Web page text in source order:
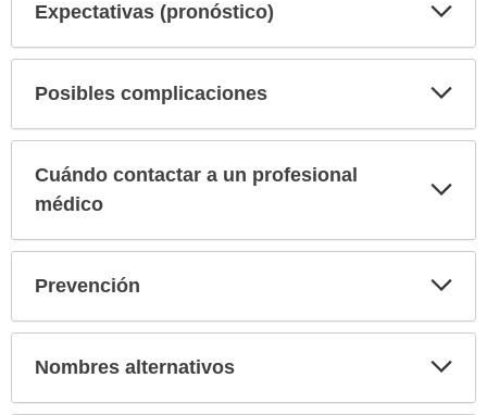
Expectativas (pronóstico)
Posibles complicaciones
Cuándo contactar a un profesional
médico
Prevención
Nombres alternativos